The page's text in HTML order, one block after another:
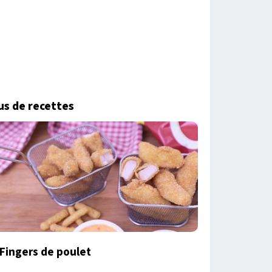
de recettes
Fingers de poulet